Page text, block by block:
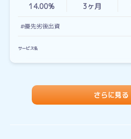
14.00% 3ヶ月
#優先劣後出資
サービス名
さらに見る